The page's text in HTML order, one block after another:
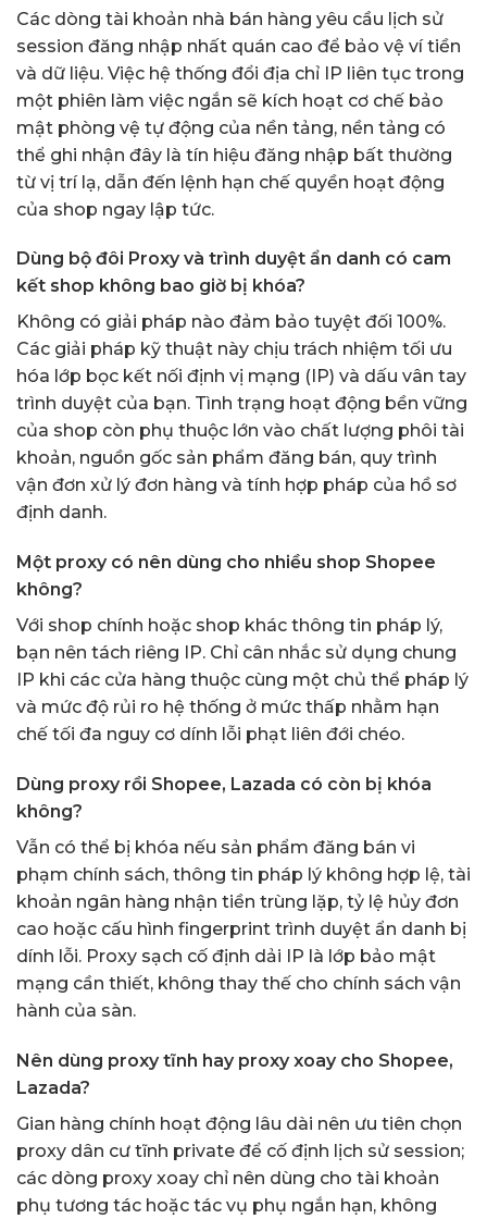
Các dòng tài khoản nhà bán hàng yêu cầu lịch sử
session đăng nhập nhất quán cao để bảo vệ ví tiền
và dữ liệu. Việc hệ thống đổi địa chỉ IP liên tục trong
một phiên làm việc ngắn sẽ kích hoạt cơ chế bảo
mật phòng vệ tự động của nền tảng, nền tảng có
thể ghi nhận đây là tín hiệu đăng nhập bất thường
từ vị trí lạ, dẫn đến lệnh hạn chế quyền hoạt động
của shop ngay lập tức.
Dùng bộ đôi Proxy và trình duyệt ẩn danh có cam
kết shop không bao giờ bị khóa?
Không có giải pháp nào đảm bảo tuyệt đối 100%.
Các giải pháp kỹ thuật này chịu trách nhiệm tối ưu
hóa lớp bọc kết nối định vị mạng (IP) và dấu vân tay
trình duyệt của bạn. Tình trạng hoạt động bền vững
của shop còn phụ thuộc lớn vào chất lượng phôi tài
khoản, nguồn gốc sản phẩm đăng bán, quy trình
vận đơn xử lý đơn hàng và tính hợp pháp của hồ sơ
định danh.
Một proxy có nên dùng cho nhiều shop Shopee
không?
Với shop chính hoặc shop khác thông tin pháp lý,
bạn nên tách riêng IP. Chỉ cân nhắc sử dụng chung
IP khi các cửa hàng thuộc cùng một chủ thể pháp lý
và mức độ rủi ro hệ thống ở mức thấp nhằm hạn
chế tối đa nguy cơ dính lỗi phạt liên đới chéo.
Dùng proxy rồi Shopee, Lazada có còn bị khóa
không?
Vẫn có thể bị khóa nếu sản phẩm đăng bán vi
phạm chính sách, thông tin pháp lý không hợp lệ, tài
khoản ngân hàng nhận tiền trùng lặp, tỷ lệ hủy đơn
cao hoặc cấu hình fingerprint trình duyệt ẩn danh bị
dính lỗi. Proxy sạch cố định dải IP là lớp bảo mật
mạng cần thiết, không thay thế cho chính sách vận
hành của sàn.
Nên dùng proxy tĩnh hay proxy xoay cho Shopee,
Lazada?
Gian hàng chính hoạt động lâu dài nên ưu tiên chọn
proxy dân cư tĩnh private để cố định lịch sử session;
các dòng proxy xoay chỉ nên dùng cho tài khoản
phụ tương tác hoặc tác vụ phụ ngắn hạn, không